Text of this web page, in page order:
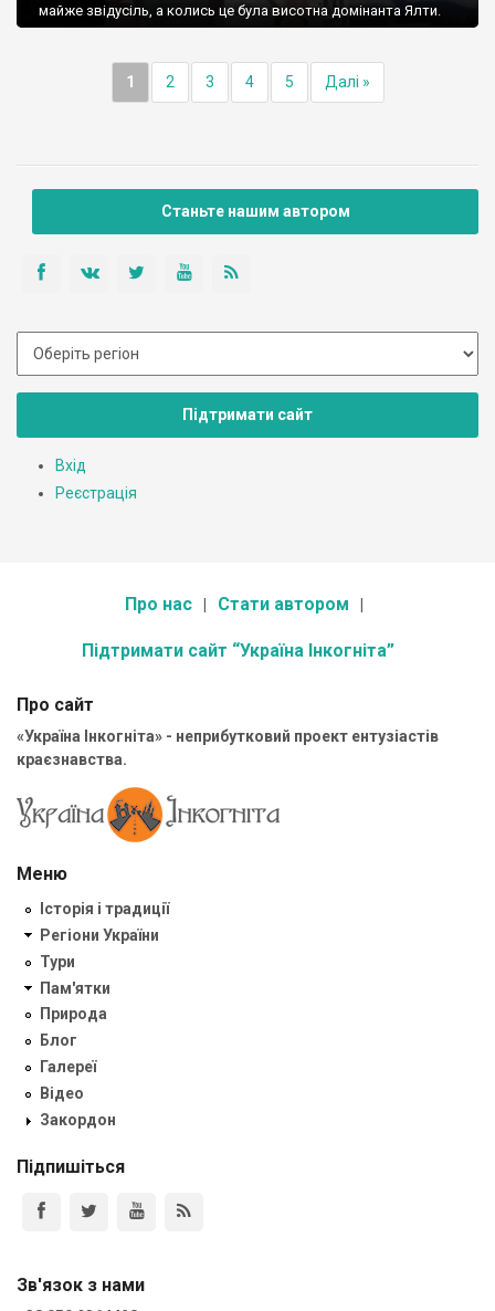
майже звідусіль, а колись це була висотна домінанта Ялти.
1 2 3 4 5 Далі »
Станьте нашим автором
Підтримати сайт
Вхід
Реєстрація
Про нас Стати автором
Підтримати сайт “Україна Інкогніта”
Про сайт
«Україна Інкогніта» - неприбутковий проект ентузіастів
краєзнавства.
Меню
Історія і традиції
Регіони України
Тури
Пам'ятки
Природа
Блог
Галереї
Відео
Закордон
Підпишіться
Зв'язок з нами